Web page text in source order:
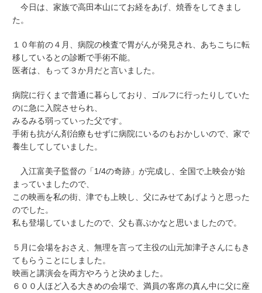
今日は、家族で高田本山にてお経をあげ、焼香をしてきまし
た。
１０年前の４月、病院の検査で胃がんが発見され、あちこちに転
移しているとの診断で手術不能。
医者は、もって３か月だと言いました。
病院に行くまで普通に暮らしており、ゴルフに行ったりしていた
のに急に入院させられ、
みるみる弱っていった父です。
手術も抗がん剤治療もせずに病院にいるのもおかしいので、家で
養生してしていました。
入江富美子監督の「1/4の奇跡」が完成し、全国で上映会が始
まっていましたので、
この映画を私の街、津でも上映し、父にみせてあげようと思った
のでした。
私も登場していましたので、父も喜ぶかなと思いましたので。
５月に会場をおさえ、無理を言って主役の山元加津子さんにもき
てもらうことにしました。
映画と講演会を両方やろうと決めました。
６００人ほど入る大きめの会場で、満員の客席の真ん中に父に座